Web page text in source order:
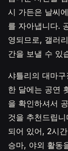
시 가든은 날씨
를 자아냅니다.
영되므로, 갤러
간을 보낼 수 있
샤틀리의 대마
한 달에는 공연
을 확인하셔서
것을 추천드립
되어 있어, 2시
승마, 야외 활동